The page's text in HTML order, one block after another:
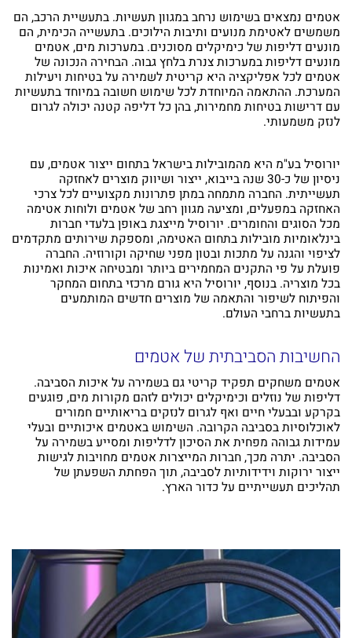
אצלנו עם מגוון חברות בינלאומיות בתחום חומרי
האטימה, ציפויים ואיכות הסביבה
אטמים נמצאים בשימוש נרחב במגוון תעשיות. בתעשיית הרכב, הם
משמשים לאטימת מנועים ותיבות הילוכים. בתעשייה הכימית, הם
מונעים דליפות של כימיקלים מסוכנים. במערכות מים, אטמים
מונעים דליפות במערכות צנרת בלחץ גבוה. הבחירה הנכונה של
אטמים לכל אפליקציה היא קריטית לשמירה על בטיחות ויעילות
המערכת. ההתאמה המיוחדת לכל שימוש חשובה במיוחד בתעשיות
עם דרישות בטיחות מחמירות, בהן כל דליפה קטנה יכולה לגרום
לנזק משמעותי.
יורוסיל בע"מ היא מהמובילות בישראל בתחום ייצור אטמים, עם
ניסיון של כ-30 שנה בייבוא, ייצור ושיווק מוצרים לאחזקה
תעשייתית. החברה מתמחה במתן פתרונות מקצועיים לכל צרכי
האחזקה במפעלים, ומציעה מגוון רחב של אטמים ולוחות אטימה
מכל הסוגים והחומרים. יורוסיל מייצגת באופן בלעדי חברות
בינלאומיות מובילות בתחום האטימה, ומספקת שירותים מתקדמים
לציפוי והגנה על מתכות ובטון מפני שחיקה וקורוזיה. החברה
פועלת על פי התקנים המחמירים ביותר ומבטיחה איכות ואמינות
בכל מוצריה. בנוסף, יורוסיל היא גורם מרכזי בתחום המחקר
והפיתוח לשיפור והתאמה של מוצרים חדשים המותמעים
בתעשיות ברחבי העולם.
החשיבות הסביבתית של אטמים
אטמים משחקים תפקיד קריטי גם בשמירה על איכות הסביבה.
דליפות של נוזלים וכימיקלים יכולים לזהם מקורות מים, פוגעים
בקרקע ובבעלי חיים ואף לגרום לנזקים בריאותיים חמורים
לאוכלוסיות בסביבה הקרובה. השימוש באטמים איכותיים ובעלי
עמידות גבוהה מפחית את הסיכון לדליפות ומסייע בשמירה על
הסביבה. יתרה מכך, חברות המייצרות אטמים מחויבות לגישות
ייצור ירוקות וידידותיות לסביבה, תוך הפחתת השפעתן של
תהליכים תעשייתיים על כדור הארץ.